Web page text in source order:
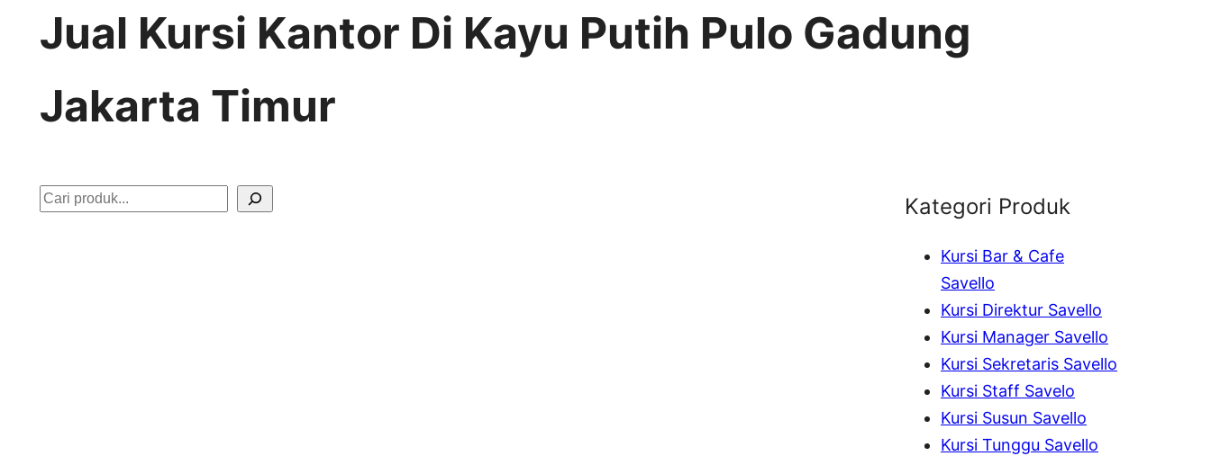
Jual Kursi Kantor Di Kayu Putih Pulo Gadung
Jakarta Timur
S
Kategori Produk
Kursi Bar & Cafe
Savello
Kursi Direktur Savello
Kursi Manager Savello
Kursi Sekretaris Savello
Kursi Staff Savelo
Kursi Susun Savello
Kursi Tunggu Savello